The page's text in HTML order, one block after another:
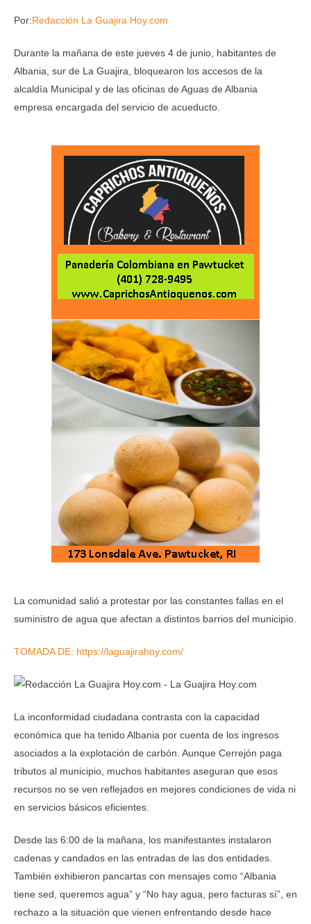
Por:Redacción La Guajira Hoy.com
Durante la mañana de este jueves 4 de junio, habitantes de
Albania, sur de La Guajira, bloquearon los accesos de la
alcaldía Municipal y de las oficinas de Aguas de Albania
empresa encargada del servicio de acueducto.
La comunidad salió a protestar por las constantes fallas en el
suministro de agua que afectan a distintos barrios del municipio.
TOMADA DE: https://laguajirahoy.com/
La inconformidad ciudadana contrasta con la capacidad
económica que ha tenido Albania por cuenta de los ingresos
asociados a la explotación de carbón. Aunque Cerrejón paga
tributos al municipio, muchos habitantes aseguran que esos
recursos no se ven reflejados en mejores condiciones de vida ni
en servicios básicos eficientes.
Desde las 6:00 de la mañana, los manifestantes instalaron
cadenas y candados en las entradas de las dos entidades.
También exhibieron pancartas con mensajes como “Albania
tiene sed, queremos agua” y “No hay agua, pero facturas sí”, en
rechazo a la situación que vienen enfrentando desde hace